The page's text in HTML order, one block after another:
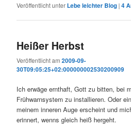
Veröffentlicht unter Lebe leichter Blog |4
Heißer Herbst
Veröffentlicht am2009-09-
30T09:05:25+02:000000002530200909
Ich erwäge ernthaft, Gott zu bitten, bei
Frühwarnsystem zu installieren. Oder
meinem inneren Auge erscheint und
erinnert, wenns gleich heiß hergeht.